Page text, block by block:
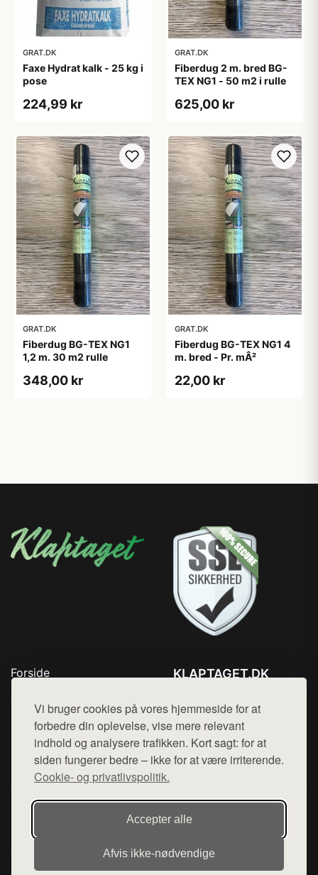
Vi bruger cookies på vores hjemmeside for at
forbedre din oplevelse, vise mere relevant
indhold og analysere trafikken. Kort sagt: for at
siden fungerer bedre – ikke for at være irriterende.
Cookie- og privatlivspolitik.
Accepter alle
Afvis ikke‑nødvendige
GRAT.DK
Faxe Hydrat kalk - 25 kg i
pose
224,99 kr
GRAT.DK
Fiberdug 2 m. bred BG-
TEX NG1 - 50 m2 i rulle
625,00 kr
GRAT.DK
Fiberdug BG-TEX NG1
1,2 m. 30 m2 rulle
348,00 kr
GRAT.DK
Fiberdug BG-TEX NG1 4
m. bred - Pr. mÂ²
22,00 kr
Forside
Top Rabatter
Blog
Kontakt
KLAPTAGET.DK
Mail: hej@want.dk
Cookie- og privatlivspolitik
Denne side er en del af want.dk, der udgiver en række
hjemmesider med præsentation af forskellige produkter fra
diverse webshops. Der sælges ikke varer fra denne side - vi